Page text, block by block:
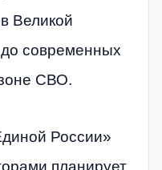
Великой
современных
СВО.
России»
планирует